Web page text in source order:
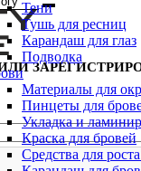
Тени
Тушь для ресниц
Карандаш для глаз
Подводка
Материалы для
Пинцеты для
Укладка и
Краска для бровей
Средства для